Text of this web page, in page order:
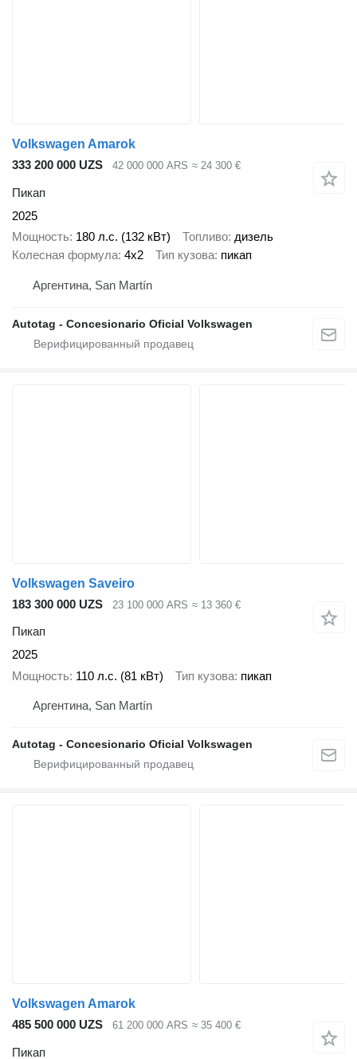
Volkswagen Amarok
333 200 000 UZS
42 000 000 ARS ≈ 24 300 €
Пикап
2025
Мощность 180 л.с. (132 кВт) Топливо дизель
Колесная формула 4x2 Тип кузова пикап
Аргентина, San Martín
Autotag - Concesionario Oficial Volkswagen
Volkswagen Saveiro
183 300 000 UZS
23 100 000 ARS ≈ 13 360 €
Пикап
2025
Мощность 110 л.с. (81 кВт) Тип кузова пикап
Аргентина, San Martín
Autotag - Concesionario Oficial Volkswagen
Volkswagen Amarok
485 500 000 UZS
61 200 000 ARS ≈ 35 400 €
Пикап